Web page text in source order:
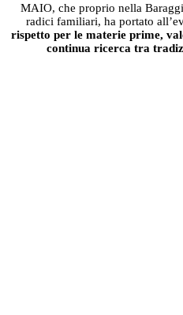
MAIO, che proprio nella
radici familiari, ha portato
rispetto per le materie prime,
continua ricerca tra